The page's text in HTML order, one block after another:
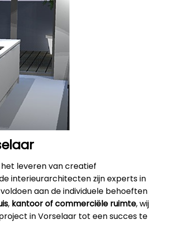
het leveren van creatief
interieurarchitecten zijn experts in
aan de individuele behoeften
, kantoorof commerciële ruimte, wij
in Vorselaar tot een succes te